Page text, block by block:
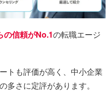
の信頼がNo.1の転職エージ
トも評価が高く、中小企業
多さに定評があります。